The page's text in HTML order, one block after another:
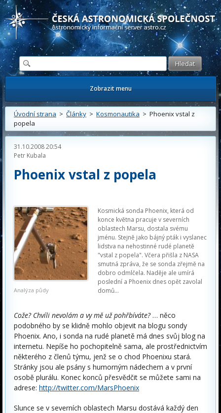
Česká astronomická společnost - Informační astronomický server
Zobrazit menu
Úvodní strana > Články > Kosmonautika > Phoenix vstal z
popela
31.10.2008 20:54
Petr Kubala
Phoenix vstal z popela
Analýza půdy
Kosmická sonda Phoenix, která od
konce května pracuje v severních
oblastech Marsu, dostala svému
jménu. Stejně jako bájný pták i vyslanec
lidstva na nehostinné rudé planetě
"vstal z popela". Včera přišla z NASA
smutná zpráva, že se sonda zřejmě na
dobro odmlčela. Naděje ale umírá
poslední a Phoenix dnes opět zavolal
domů…
Cože? Chvíli nevolám a vy mě už pohřbíváte?… něco
podobného by se klidně mohlo objevit na blogu sondy
Phoenix. Ano, i sonda na rudé planetě má dnes svůj blog na
internetu. Nepíše ho pochopitelně sama, ale prostřednictvím
některého z členů týmu, jenž se o chod Phoenixu stará.
Stránky jsou ale psány s humorným nádechem a v první
osobě plurálu. Konec konců přesvědčit se můžete sami na
adrese: http://twitter.com/MarsPhoenix
Slunce se v severních oblastech Marsu dostává každý den